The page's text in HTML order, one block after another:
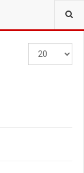
Göster
#